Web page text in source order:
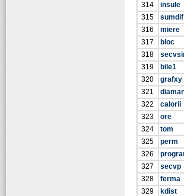
314
insule
315
sumdif
316
miere
317
bloc
318
319
bile1
320
grafxy
321
322
calorii
323
ore
324
tom
325
perm
326
327
secvp
328
ferma
329
kdist